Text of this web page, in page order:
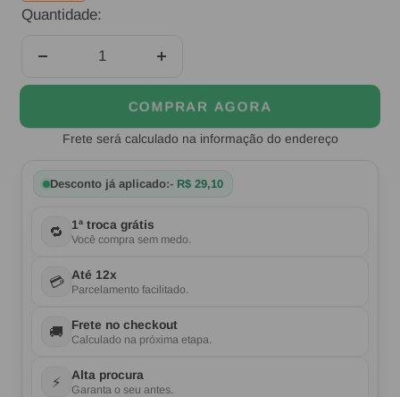
Quantidade:
COMPRAR AGORA
Frete será calculado na informação do endereço
Desconto já aplicado:- R$ 29,10
🔁 1ª troca grátis
Você compra sem medo.
💳 Até 12x
Parcelamento facilitado.
🚚 Frete no checkout
Calculado na próxima etapa.
⚡ Alta procura
Garanta o seu antes.